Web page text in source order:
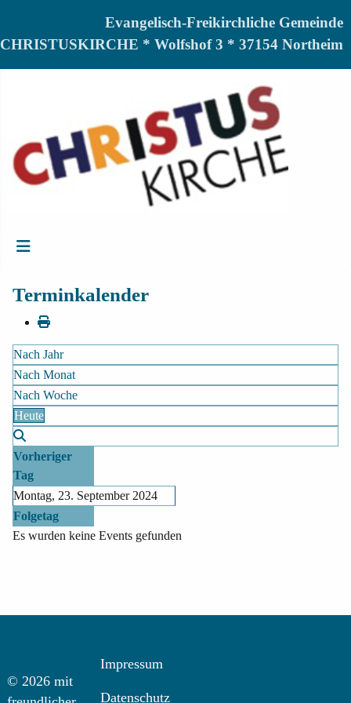
Evangelisch-Freikirchliche Gemeinde
CHRISTUSKIRCHE * Wolfshof 3 * 37154 Northeim
Terminkalender
Nach Jahr
Nach Monat
Nach Woche
Heute
Vorheriger
Tag
Montag, 23. September 2024
Folgetag
Es wurden keine Events gefunden
© 2026 mit
Impressum
Datenschutz